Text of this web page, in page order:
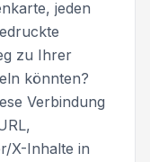
jeden
zu Ihrer
könnten?
Verbindung
X-Inhalte in